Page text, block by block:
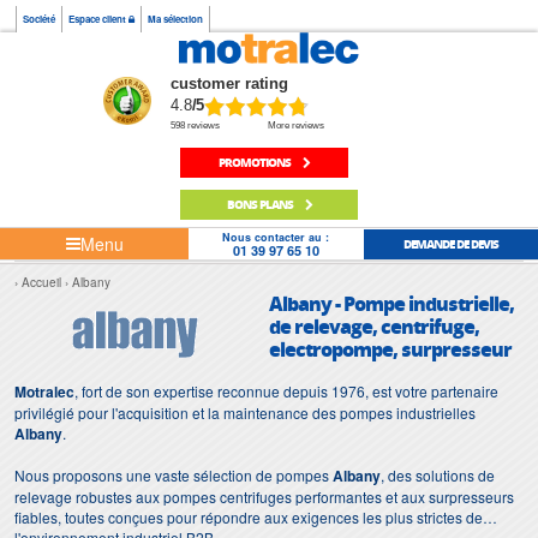
Société Espace client Ma sélection
customer rating
4.8/5
598 reviews More reviews
PROMOTIONS
BONS PLANS
Menu Nous contacter au :
01 39 97 65 10 DEMANDE DE DEVIS
Accueil Albany
Albany - Pompe industrielle,
de relevage, centrifuge,
electropompe, surpresseur
Motralec, fort de son expertise reconnue depuis 1976, est votre partenaire
privilégié pour l'acquisition et la maintenance des pompes industrielles
Albany.
Nous proposons une vaste sélection de pompesAlbany, des solutions de
relevage robustes aux pompes centrifuges performantes et aux surpresseurs
fiables, toutes conçues pour répondre aux exigences les plus strictes de